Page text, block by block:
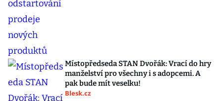
Místopředseda STAN Dvořák: Vrací do hry
manželství pro všechny i s adopcemi. A
pak bude mít veselku!
Blesk.cz